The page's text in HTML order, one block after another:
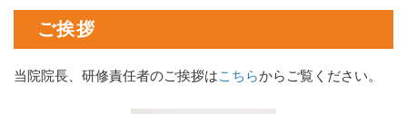
ご挨拶
当院院長、研修責任者のご挨拶はこちらからご覧ください。